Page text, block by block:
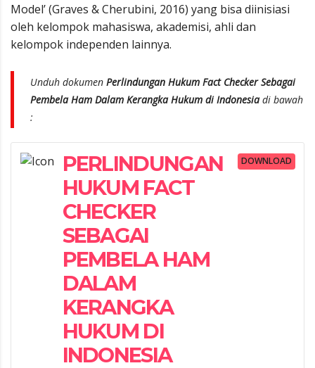
Model’ (Graves & Cherubini, 2016) yang bisa diinisiasi
oleh kelompok mahasiswa, akademisi, ahli dan
kelompok independen lainnya.
Unduh dokumen Perlindungan Hukum Fact Checker Sebagai
Pembela Ham Dalam Kerangka Hukum di Indonesia di bawah
:
PERLINDUNGAN
HUKUM FACT
CHECKER
SEBAGAI
PEMBELA HAM
DALAM
KERANGKA
HUKUM DI
INDONESIA
DOWNLOAD